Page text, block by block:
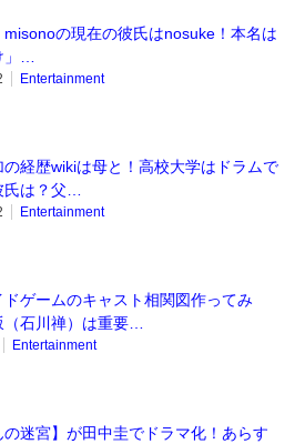
misonoの現在の彼氏はnosuke！本名は
」…
Entertainment
の経歴wikiは母と！高校大学はドラムで
氏は？父…
Entertainment
ドゲームのキャスト相関図作ってみ
（石川禅）は重要…
Entertainment
の迷宮】が田中圭でドラマ化！あらす